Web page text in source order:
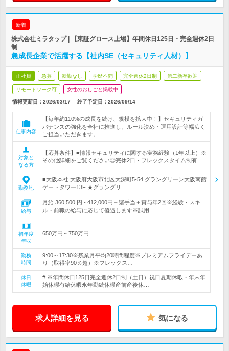
新着
株式会社ミラタップ | 【東証グロース上場】年間休日125日・完全週休2日
制
急成長企業で活躍する【社内SE（セキュリティ人材）】
正社員 急募 転勤なし 学歴不問 完全週休2日制 第二新卒歓迎
リモートワーク可 女性のおしごと掲載中
情報更新日：2026/03/17 終了予定日： 2026/09/14
仕事内容
【毎年約110%の成長を続け、規模を拡大中！】セキュリティガ
バナンスの強化を全社に推進し、ルール決め・運用設計等幅広く
ご担当いただきます。
対象と
なる方
【応募条件】■情報セキュリティに関する実務経験（1年以上）※
その他詳細をご覧ください◎完休2日・フレックスタイム制有
勤務地
■大阪本社 大阪府大阪市北区大深町5-54 グラングリーン大阪南館
ゲートタワー13F ★グラングリ…
給与
月給 360,500 円 - 412,000円＋諸手当＋賞与年2回※経験・スキ
ル・前職の給与に応じて優遇します※試用…
初年度
年収
650万円～750万円
勤務
時間
9:00～17:30※残業月平均20時間程度※プレミアムフライデーあ
り（取得率90％超）※フレックス…
休日
休暇
# ※年間休日125日完全週休2日制（土日）祝日夏期休暇・年末年
始休暇有給休暇永年勤続休暇産前産後休…
求人詳細を見る 気になる